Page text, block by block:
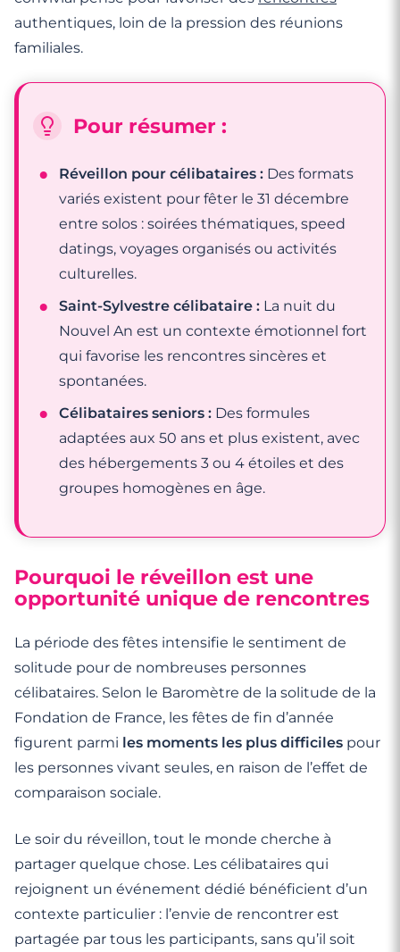
authentiques, loin de la pression des réunions
familiales.
Pour résumer :
Réveillon pour célibataires :Des formats
variés existent pour fêter le 31 décembre
entre solos : soirées thématiques, speed
datings, voyages organisés ou activités
culturelles.
Saint-Sylvestre célibataire :La nuit du
Nouvel An est un contexte émotionnel fort
qui favorise les rencontres sincères et
spontanées.
Célibataires seniors :Des formules
adaptées aux 50 ans et plus existent, avec
des hébergements 3 ou 4 étoiles et des
groupes homogènes en âge.
Pourquoi le réveillon est une
opportunité unique de rencontres
La période des fêtes intensifie le sentiment de
solitude pour de nombreuses personnes
célibataires. Selon le Baromètre de la solitude de la
Fondation de France, les fêtes de fin d’année
figurent parmi les moments les plus difficiles pour
les personnes vivant seules, en raison de l’effet de
comparaison sociale.
Le soir du réveillon, tout le monde cherche à
partager quelque chose. Les célibataires qui
rejoignent un événement dédié bénéficient d’un
contexte particulier : l’envie de rencontrer est
partagée par tous les participants, sans qu’il soit